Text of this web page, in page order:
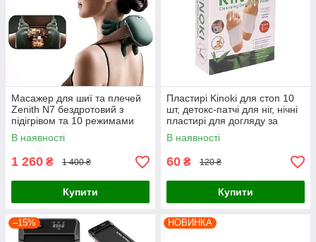
Масажер для шиї та плечей
Zenith N7 бездротовий з
підігрівом та 10 режимами
масажу, USB Type-C
В наявності
1 260 ₴ 1 400 ₴
Купити
Пластирі Kinoki для стоп 10
шт, детокс-патчі для ніг, нічні
пластирі для догляду за
стопами
В наявності
60 ₴ 120 ₴
Купити
–15% НОВИНКА